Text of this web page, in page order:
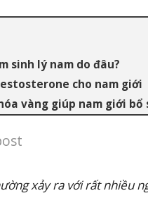
sinh lý nam do đâu?
cho nam giới
vàng giúp nam giới
xảy ra với rất nhiều